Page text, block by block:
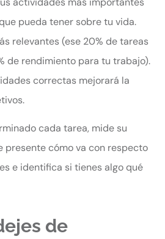
pueda tener sobre tu vida.
relevantes (ese 20% de tareas
de rendimiento para tu trabajo).
correctas mejorará la
cada tarea, mide su
presente cómo va con respecto
e identifica si tienes algo qué
de